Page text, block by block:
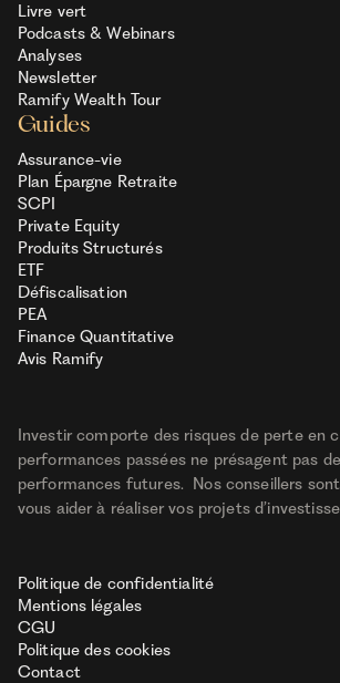
Livre vert
Podcasts & Webinars
Analyses
Newsletter
Ramify Wealth Tour
Guides
Assurance-vie
Plan Épargne Retraite
SCPI
Private Equity
Produits Structurés
ETF
Défiscalisation
PEA
Finance Quantitative
Avis Ramify
Investir comporte des risques de perte en
performances passées ne présagent pas
performances futures. Nos conseillers
vous aider à réaliser vos projets
Politique de confidentialité
Mentions légales
CGU
Politique des cookies
Contact